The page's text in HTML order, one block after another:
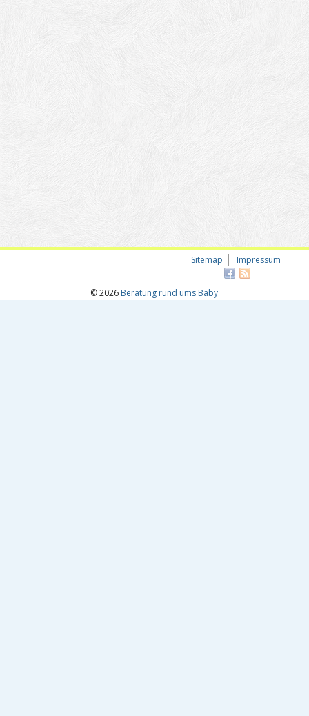
Sitemap Impressum
© 2026 Beratung rund ums Baby